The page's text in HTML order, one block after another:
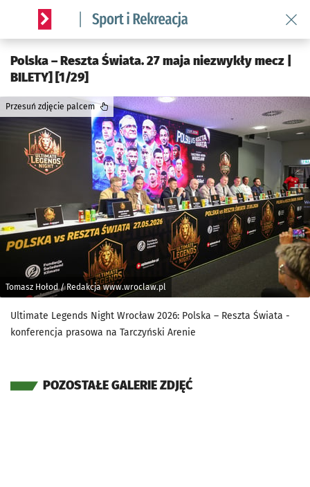
Serwis informacyjny wroclaw.pl podserwis: Sport i rekreacja
Polska – Reszta Świata. 27 maja niezwykły mecz |
BILETY] [1/29]
Tomasz Hołod / Redakcja www.wroclaw.pl
Przesuń zdjęcie palcem
Ultimate Legends Night Wrocław 2026: Polska – Reszta Świata -
konferencja prasowa na Tarczyński Arenie
POZOSTAŁE GALERIE ZDJĘĆ